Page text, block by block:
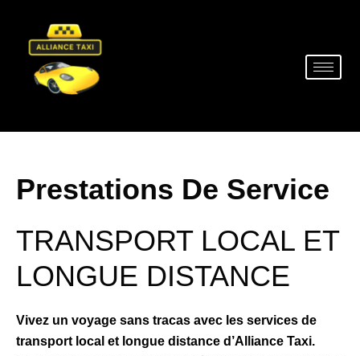
Prestations De Service
TRANSPORT LOCAL ET
LONGUE DISTANCE
Vivez un voyage sans tracas avec les services de
transport local et longue distance d’Alliance Taxi.